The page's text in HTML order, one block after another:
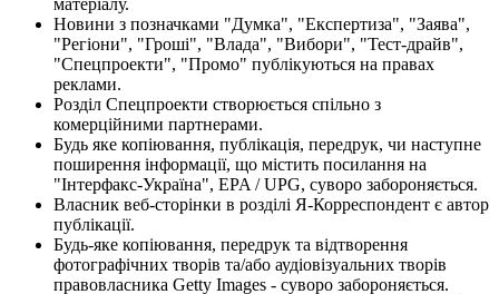
Новини з позначками "Думка", "Експертиза", "Заява",
"Регіони", "Гроші", "Влада", "Вибори", "Тест-драйв",
"Спецпроекти", "Промо" публікуються на правах
реклами.
Розділ Спецпроекти створюється спільно з
комерційними партнерами.
Будь яке копіювання, публікація, передрук, чи наступне
поширення інформації, що містить посилання на
"Інтерфакс-Україна", EPA / UPG, суворо забороняється.
Власник веб-сторінки в розділі Я-Корреспондент є автор
публікації.
Будь-яке копіювання, передрук та відтворення
фотографічних творів та/або аудіовізуальних творів
правовласника Getty Images - суворо забороняється.